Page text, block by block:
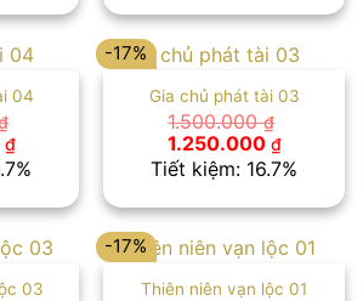
1.250.000 ₫.
04
₫Giá
hiện
tại
1.250.000 ₫.
-17%
Gia chủ phát tài 03
1.500.000₫
Giá
gốc
là:
1.250.000 ₫Giá
hiện
tại
Tiết kiệm: 16.7%
03
-17%
Thiên niên vạn lộc 01